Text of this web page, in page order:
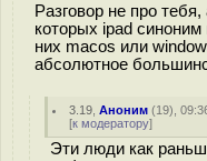
Разговор не про
которых ipad
них macos или
абсолютное
3.19 ,Аноним (19),
[к модератору]
Эти люди как